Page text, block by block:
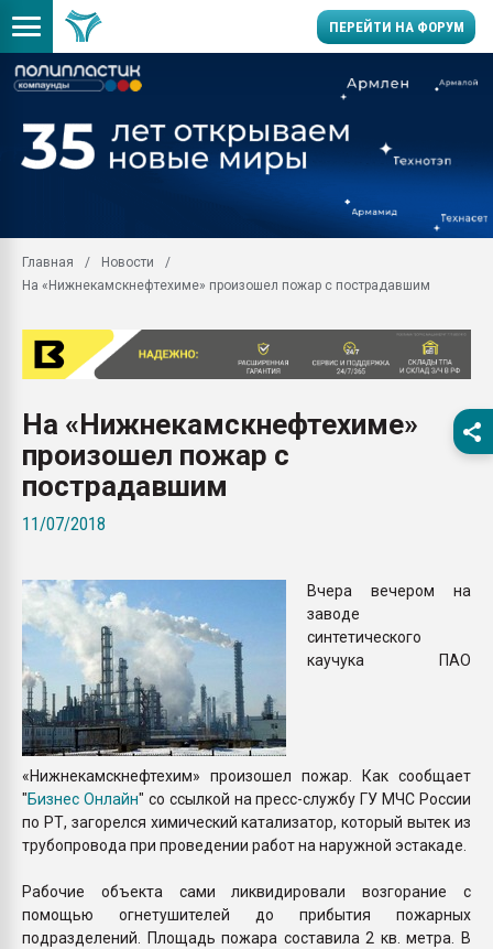
ПЕРЕЙТИ НА ФОРУМ
первый план в
пластмасс
ситуацией на
Продам отходы
поликарбоната и АБС-
26.07.2022 "Сибирский
Главная
Новости
На «Нижнекамскнефтехиме» произошел пожар с пострадавшим
На «Нижнекамскнефтехиме»
произошел пожар с
пострадавшим
11/07/2018
Вчера вечером на
заводе
синтетического
каучука ПАО
«Нижнекамскнефтехим» произошел пожар. Как сообщает
"Бизнес Онлайн" со ссылкой на пресс-службу ГУ МЧС России
по РТ, загорелся химический катализатор, который вытек из
трубопровода при проведении работ на наружной эстакаде.
Рабочие объекта сами ликвидировали возгорание с
помощью огнетушителей до прибытия пожарных
подразделений. Площадь пожара составила 2 кв. метра. В